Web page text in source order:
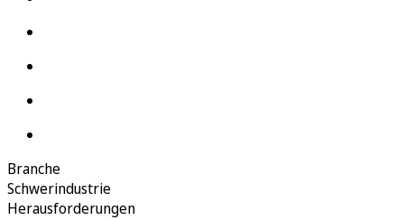
Branche
Schwerindustrie
Herausforderungen